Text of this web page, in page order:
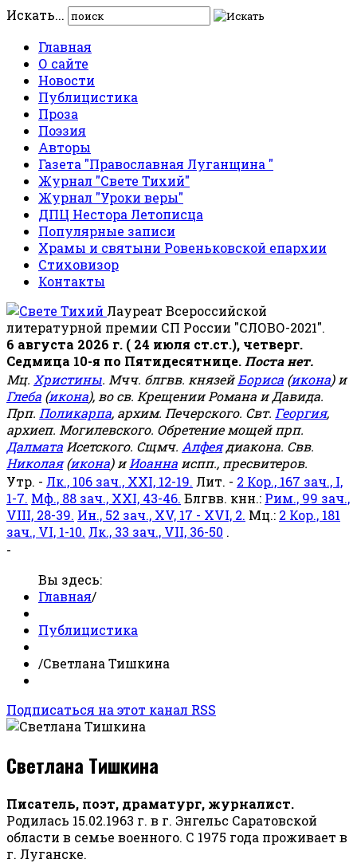
Искать...
Главная
О сайте
Новости
Публицистика
Проза
Поэзия
Авторы
Газета "Православная Луганщина "
Журнал "Свете Тихий"
Журнал "Уроки веры"
ДПЦ Нестора Летописца
Популярные записи
Храмы и святыни Ровеньковской епархии
Стиховизор
Контакты
Лауреат Всероссийской
литературной премии СП России "СЛОВО-2021".
6 августа 2026 г. ( 24 июля ст.ст.), четверг.
Седмица 10-я по Пятидесятнице. Поста нет.
Мц. Христины. Мчч. блгвв. князейБориса (икона) и
Глеба (икона), во св. Крещении Романа и Давида.
Прп. Поликарпа, архим. Печерского. Свт. Георгия,
архиеп. Могилевского. Обретение мощей прп.
Далмата Исетского. Сщмч. Алфеядиакона. Свв.
Николая(икона) иИоанна испп., пресвитеров.
Утр. - Лк., 106 зач., XXI, 12-19. Лит. - 2 Кор., 167 зач., I,
1-7. Мф., 88 зач., XXI, 43-46. Блгвв. кнн.: Рим., 99 зач.,
VIII, 28-39. Ин., 52 зач., XV, 17 - XVI, 2. Мц.: 2 Кор., 181
зач., VI, 1-10. Лк., 33 зач., VII, 36-50 .
-
Вы здесь:
Главная/
Публицистика
/Светлана Тишкина
Подписаться на этот канал RSS
Светлана Тишкина
Писатель, поэт, драматург, журналист.
Родилась 15.02.1963 г. в г. Энгельс Саратовской
области в семье военного. С 1975 года проживает в
г. Луганске.